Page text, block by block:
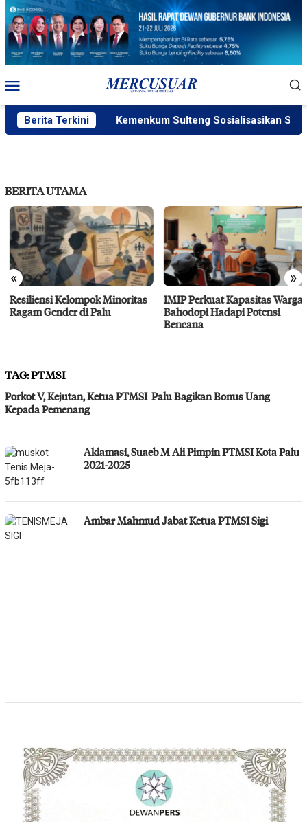
Loncat
konten
Mobile
Berita Terkini Kemenkum Sulteng Sosialisasikan
BERITA UTAMA
« »
Resiliensi Kelompok Minoritas
Ragam Gender di Palu
IMIP Perkuat Kapasitas Warga
Bahodopi Hadapi Potensi
Bencana
TAG:PTMSI
Porkot V, Kejutan, Ketua PTMSI Palu Bagikan Bonus Uang
Kepada Pemenang
Aklamasi, Suaeb M Ali Pimpin PTMSI Kota Palu
2021-2025
Ambar Mahmud Jabat Ketua PTMSI Sigi